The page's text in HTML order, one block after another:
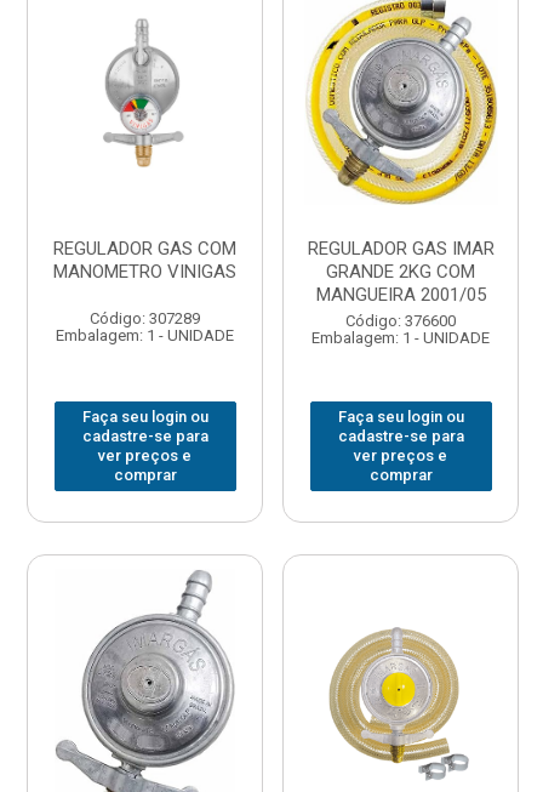
REGULADOR GAS COM
MANOMETRO VINIGAS
Código: 307289
Embalagem: 1 - UNIDADE
Faça seu login ou
cadastre-se para
ver preços e
comprar
REGULADOR GAS IMAR
GRANDE 2KG COM
MANGUEIRA 2001/05
Código: 376600
Embalagem: 1 - UNIDADE
Faça seu login ou
cadastre-se para
ver preços e
comprar